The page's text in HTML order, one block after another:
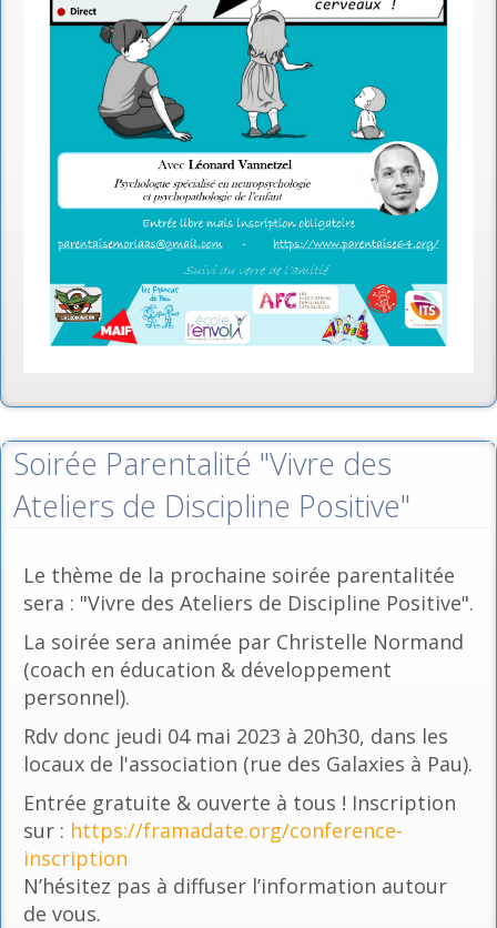
Soirée Parentalité "Vivre des
Ateliers de Discipline Positive"
Le thème de la prochaine soirée parentalitée
sera : "Vivre des Ateliers de Discipline Positive".
La soirée sera animée par Christelle Normand
(coach en éducation & développement
personnel).
Rdv donc jeudi 04 mai 2023 à 20h30, dans les
locaux de l'association (rue des Galaxies à Pau).
Entrée gratuite & ouverte à tous ! Inscription
sur : https://framadate.org/conference-
inscription
N’hésitez pas à diffuser l’information autour
de vous.